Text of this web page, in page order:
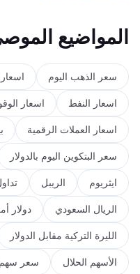
المواضيع
سعر الذهب اليوم
اسعار النفط اسعار
اسعار العملات الرقمية
سعر البتكوين اليوم بالدولار
ايثريوم الريبل
الريال السعودي دولار
الليرة التركية مقابل الدولار
الأسهم الحلال سعر سهم